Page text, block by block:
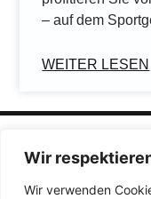
Wir
Wir verwenden
– auf dem
WEITER LESEN